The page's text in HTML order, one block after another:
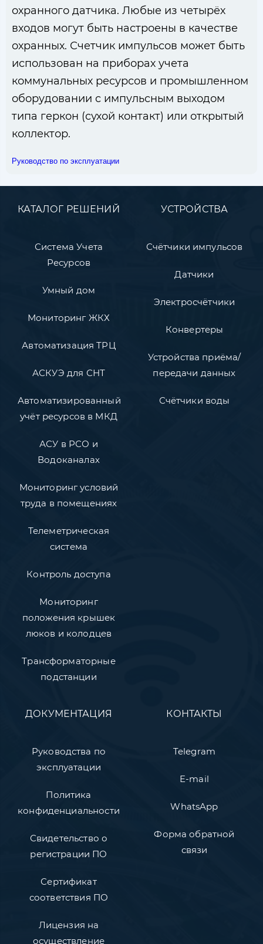
охранного датчика. Любые из четырёх
входов могут быть настроены в качестве
охранных. Счетчик импульсов может быть
использован на приборах учета
коммунальных ресурсов и промышленном
оборудовании с импульсным выходом
типа геркон (сухой контакт) или открытый
коллектор.
Руководство по эксплуатации
КАТАЛОГ РЕШЕНИЙ
Система Учета
Ресурсов
Умный дом
Мониторинг ЖКХ
Автоматизация ТРЦ
АСКУЭ для СНТ
Автоматизированный
учёт ресурсов в МКД
АСУ в РСО и
Водоканалах
Мониторинг условий
труда в помещениях
Телеметрическая
система
Контроль доступа
Мониторинг
положения крышек
люков и колодцев
Трансформаторные
подстанции
УСТРОЙСТВА
Счётчики импульсов
Датчики
Электросчётчики
Конвертеры
Устройства приёма/
передачи данных
Счётчики воды
ДОКУМЕНТАЦИЯ
Руководства по
эксплуатации
Политика
конфиденциальности
Свидетельство о
регистрации ПО
Сертификат
соответствия ПО
Лицензия на
осуществление
КОНТАКТЫ
Telegram
E-mail
WhatsApp
Форма обратной
связи